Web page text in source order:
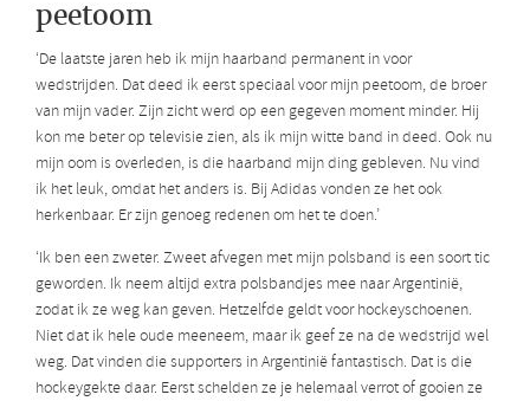
peetoom
‘De laatste jaren heb ik mijn haarband permanent in voor
wedstrijden. Dat deed ik eerst speciaal voor mijn peetoom, de broer
van mijn vader. Zijn zicht werd op een gegeven moment minder. Hij
kon me beter op televisie zien, als ik mijn witte band in deed. Ook nu
mijn oom is overleden, is die haarband mijn ding gebleven. Nu vind
ik het leuk, omdat het anders is. Bij Adidas vonden ze het ook
herkenbaar. Er zijn genoeg redenen om het te doen.’
‘Ik ben een zweter. Zweet afvegen met mijn polsband is een soort tic
geworden. Ik neem altijd extra polsbandjes mee naar Argentinië,
zodat ik ze weg kan geven. Hetzelfde geldt voor hockeyschoenen.
Niet dat ik hele oude meeneem, maar ik geef ze na de wedstrijd wel
weg. Dat vinden die supporters in Argentinië fantastisch. Dat is die
hockeygekte daar. Eerst schelden ze je helemaal verrot of gooien ze